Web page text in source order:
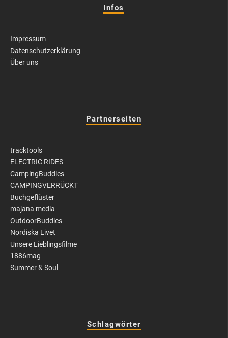
Infos
Impressum
Datenschutzerklärung
Über uns
Partnerseiten
tracktools
ELECTRIC RIDES
CampingBuddies
CAMPINGVERRÜCKT
Buchgeflüster
majana media
OutdoorBuddies
Nordiska Livet
Unsere Lieblingsfilme
1886mag
Summer & Soul
Schlagwörter